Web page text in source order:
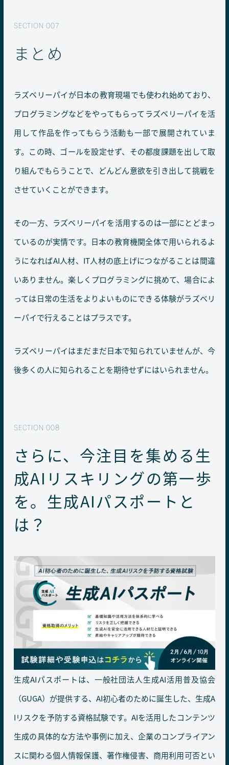
まとめ
ラズベリーパイが日本の教育現場でも使われ始めており、
プログラミングなどをやってもらってラズベリーパイを活
用して作品を作ってもらう活動も一部で展開されていま
す。この時、ゴールを設定せず、その都度課題を出して取
り組んでもらうことで、どんどん意欲を引き出して挑戦を
させていくことができます。
その一方、ラズベリーパイを活用するのは一部にとどまっ
ているのが実情です。日本の教育機関全体で用いられるよ
うになればAI人材、IT人材の底上げにつながることは間違
いありません。楽しくプログラミングに挑めて、場合によ
っては日常の生活をよりよいものにできる体験がラズベリ
ーパイで行えることはプラスです。
ラズベリーパイはまだまだ日本で知られていませんが、今
後多くの人に知られることを期待せずにはいられません。
さらに、今注目を集める生
成AIリスキリングの第一歩
を。生成AIパスポートと
は？
生成AIパスポートは、一般社団法人生成AI活用普及協会
（GUGA）が提供する、AI初心者のために誕生した、生成A
Iリスクを予防する資格試験です。AIを活用したコンテンツ
生成の具体的な方法や事例に加え、企業のコンプライアン
スに関わる個人情報保護、著作権侵害、商用利用可否とい